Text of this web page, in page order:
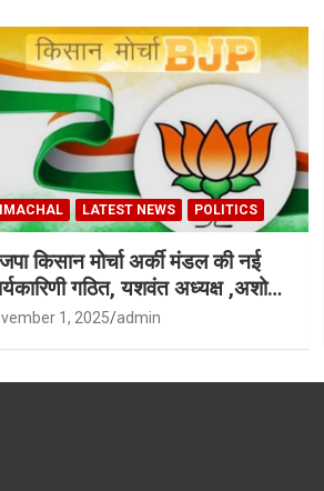
LATEST NEWS POLITICS
किसान मोर्चा अर्की मंडल की नई
गठित, यशवंत अध्यक्ष ,अशोक
बने उपाध्यक्ष
1, 2025 admin